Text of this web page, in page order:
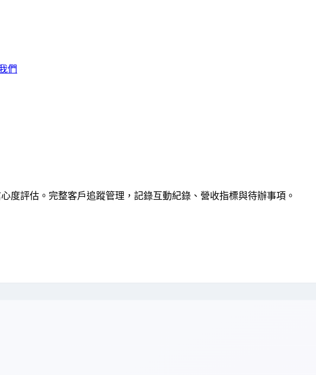
們
度評估。完整客戶追蹤管理，記錄互動紀錄、營收指標與待辦事項。